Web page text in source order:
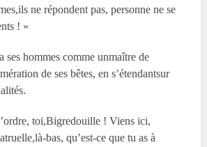
ne répondent pas, personne ne se
! »
hommes comme unmaître de
de ses bêtes, en s’étendantsur
toi,Bigredouille ! Viens ici,
bas, qu’est-ce que tu as à